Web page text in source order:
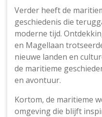
Verder heeft de
geschiedenis die
moderne tijd.
en Magellaan
nieuwe landen en
de maritieme
en avontuur.
Kortom, de maritieme
omgeving die blijft